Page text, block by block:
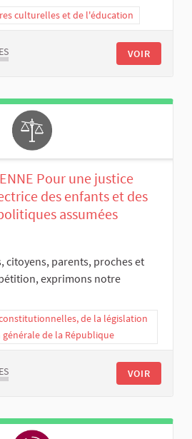
culturelles et de l'éducation
VOIR
Pour une justice
des enfants et des
assumées
citoyens, parents, proches et
exprimons notre
de la législation
de la République
VOIR